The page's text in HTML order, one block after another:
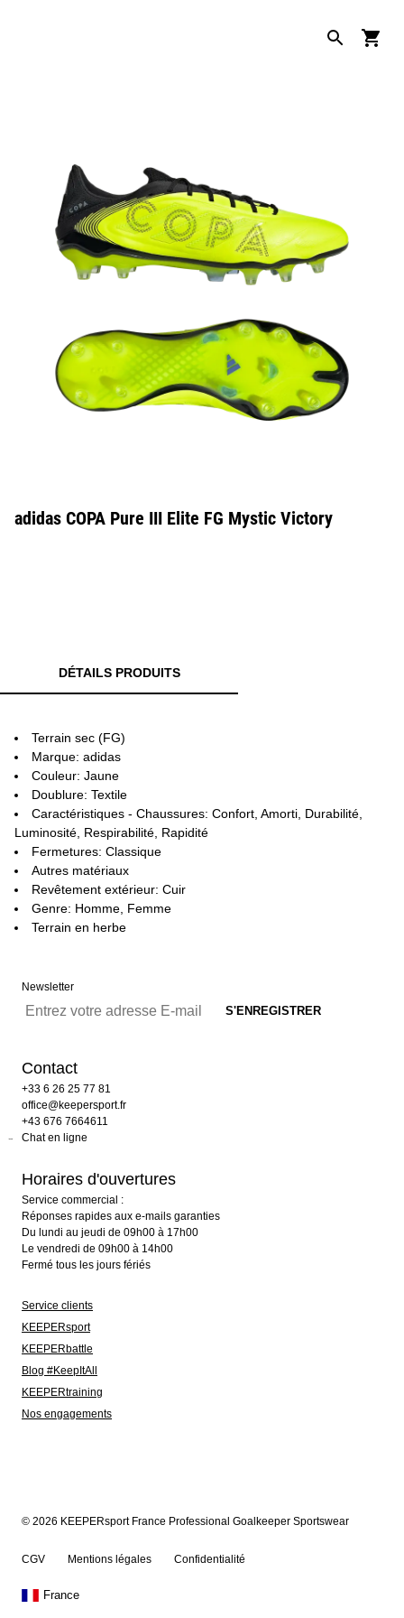
adidas COPA Pure III Elite FG Mystic Victory
DÉTAILS PRODUITS
Terrain sec (FG)
Marque: adidas
Couleur: Jaune
Doublure: Textile
Caractéristiques - Chaussures: Confort, Amorti, Durabilité,
Luminosité, Respirabilité, Rapidité
Fermetures: Classique
Autres matériaux
Revêtement extérieur: Cuir
Genre: Homme, Femme
Terrain en herbe
Newsletter
Contact
+33 6 26 25 77 81
office@keepersport.fr
+43 676 7664611
Chat en ligne
Horaires d'ouvertures
Service commercial :
Réponses rapides aux e-mails garanties
Du lundi au jeudi de 09h00 à 17h00
Le vendredi de 09h00 à 14h00
Fermé tous les jours fériés
Service clients
KEEPERsport
KEEPERbattle
Blog #KeepItAll
KEEPERtraining
Nos engagements
© 2026 KEEPERsport France Professional Goalkeeper Sportswear
CGV Mentions légales Confidentialité
France